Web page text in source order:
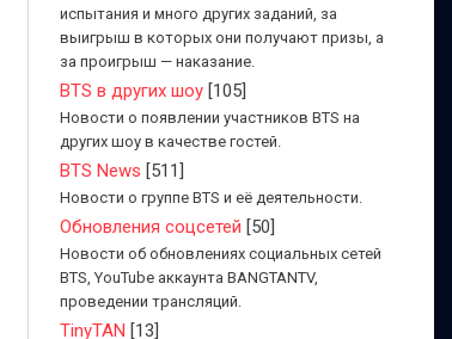
испытания и много других заданий, за
выигрыш в которых они получают призы, а
за проигрыш — наказание.
BTS в других шоу [105]
Новости о появлении участников BTS на
других шоу в качестве гостей.
BTS News [511]
Новости о группе BTS и её деятельности.
Обновления соцсетей [50]
Новости об обновлениях социальных сетей
BTS, YouTube аккаунта BANGTANTV,
проведении трансляций.
TinyTAN [13]